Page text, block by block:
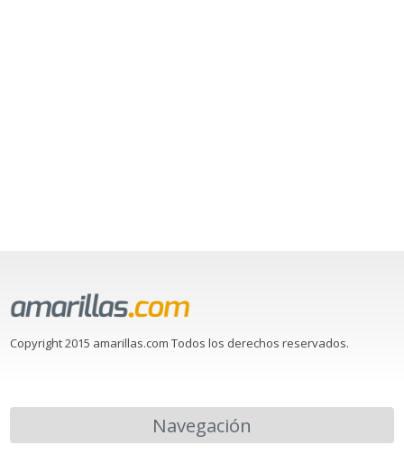
Copyright 2015 amarillas.com Todos los derechos reservados.
Navegación